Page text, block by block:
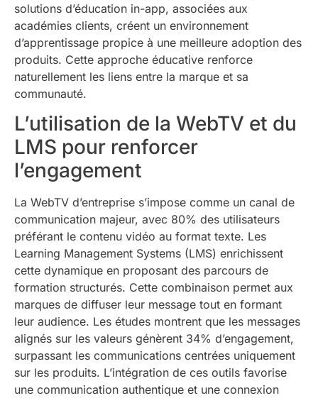
solutions d’éducation in-app, associées aux
académies clients, créent un environnement
d’apprentissage propice à une meilleure adoption des
produits. Cette approche éducative renforce
naturellement les liens entre la marque et sa
communauté.
L’utilisation de la WebTV et du
LMS pour renforcer
l’engagement
La WebTV d’entreprise s’impose comme un canal de
communication majeur, avec 80% des utilisateurs
préférant le contenu vidéo au format texte. Les
Learning Management Systems (LMS) enrichissent
cette dynamique en proposant des parcours de
formation structurés. Cette combinaison permet aux
marques de diffuser leur message tout en formant
leur audience. Les études montrent que les messages
alignés sur les valeurs génèrent 34% d’engagement,
surpassant les communications centrées uniquement
sur les produits. L’intégration de ces outils favorise
une communication authentique et une connexion